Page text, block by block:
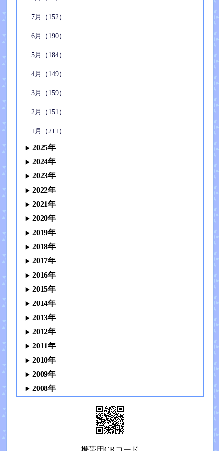
7月（152）
6月（190）
5月（184）
4月（149）
3月（159）
2月（151）
1月（211）
2025年
2024年
2023年
2022年
2021年
2020年
2019年
2018年
2017年
2016年
2015年
2014年
2013年
2012年
2011年
2010年
2009年
2008年